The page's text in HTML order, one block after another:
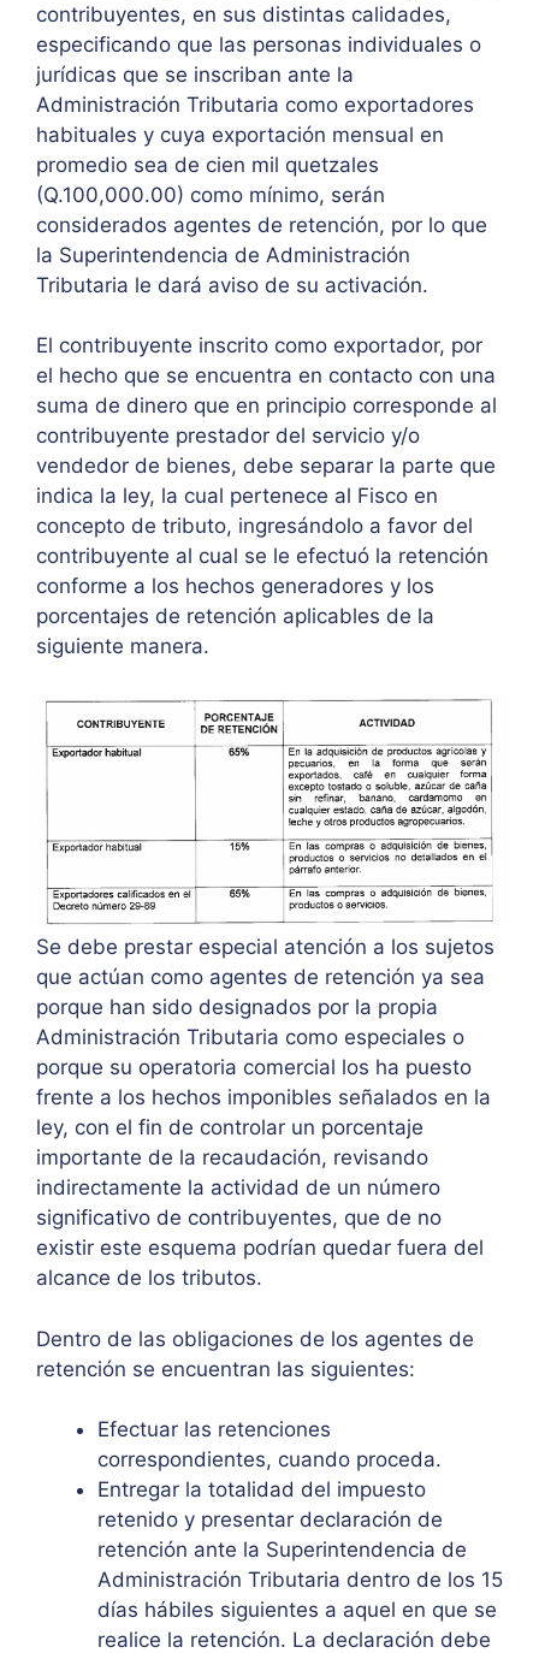
contribuyentes, en sus distintas calidades,
especificando que las personas individuales o
jurídicas que se inscriban ante la
Administración Tributaria como exportadores
habituales y cuya exportación mensual en
promedio sea de cien mil quetzales
(Q.100,000.00) como mínimo, serán
considerados agentes de retención, por lo que
la Superintendencia de Administración
Tributaria le dará aviso de su activación.
El contribuyente inscrito como exportador, por
el hecho que se encuentra en contacto con una
suma de dinero que en principio corresponde al
contribuyente prestador del servicio y/o
vendedor de bienes, debe separar la parte que
indica la ley, la cual pertenece al Fisco en
concepto de tributo, ingresándolo a favor del
contribuyente al cual se le efectuó la retención
conforme a los hechos generadores y los
porcentajes de retención aplicables de la
siguiente manera.
Se debe prestar especial atención a los sujetos
que actúan como agentes de retención ya sea
porque han sido designados por la propia
Administración Tributaria como especiales o
porque su operatoria comercial los ha puesto
frente a los hechos imponibles señalados en la
ley, con el fin de controlar un porcentaje
importante de la recaudación, revisando
indirectamente la actividad de un número
significativo de contribuyentes, que de no
existir este esquema podrían quedar fuera del
alcance de los tributos.
Dentro de las obligaciones de los agentes de
retención se encuentran las siguientes:
Efectuar las retenciones
correspondientes, cuando proceda.
Entregar la totalidad del impuesto
retenido y presentar declaración de
retención ante la Superintendencia de
Administración Tributaria dentro de los 15
días hábiles siguientes a aquel en que se
realice la retención. La declaración debe